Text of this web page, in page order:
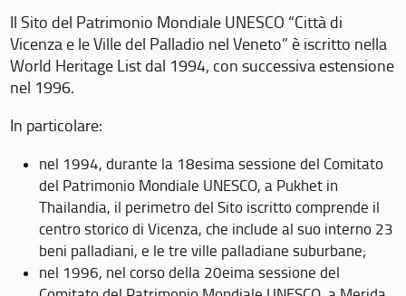
Il Sito del Patrimonio Mondiale UNESCO “Città di
Vicenza e le Ville del Palladio nel Veneto” è iscritto nella
World Heritage List dal 1994, con successiva estensione
nel 1996.
In particolare:
nel 1994, durante la 18esima sessione del Comitato
del Patrimonio Mondiale UNESCO, a Pukhet in
Thailandia, il perimetro del Sito iscritto comprende il
centro storico di Vicenza, che include al suo interno 23
beni palladiani, e le tre ville palladiane suburbane;
nel 1996, nel corso della 20eima sessione del